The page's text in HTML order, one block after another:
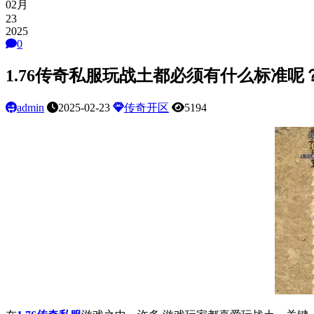
02月
23
2025
0
1.76传奇私服玩战土都必须有什么标准呢
admin 2025-02-23 传奇开区 5194